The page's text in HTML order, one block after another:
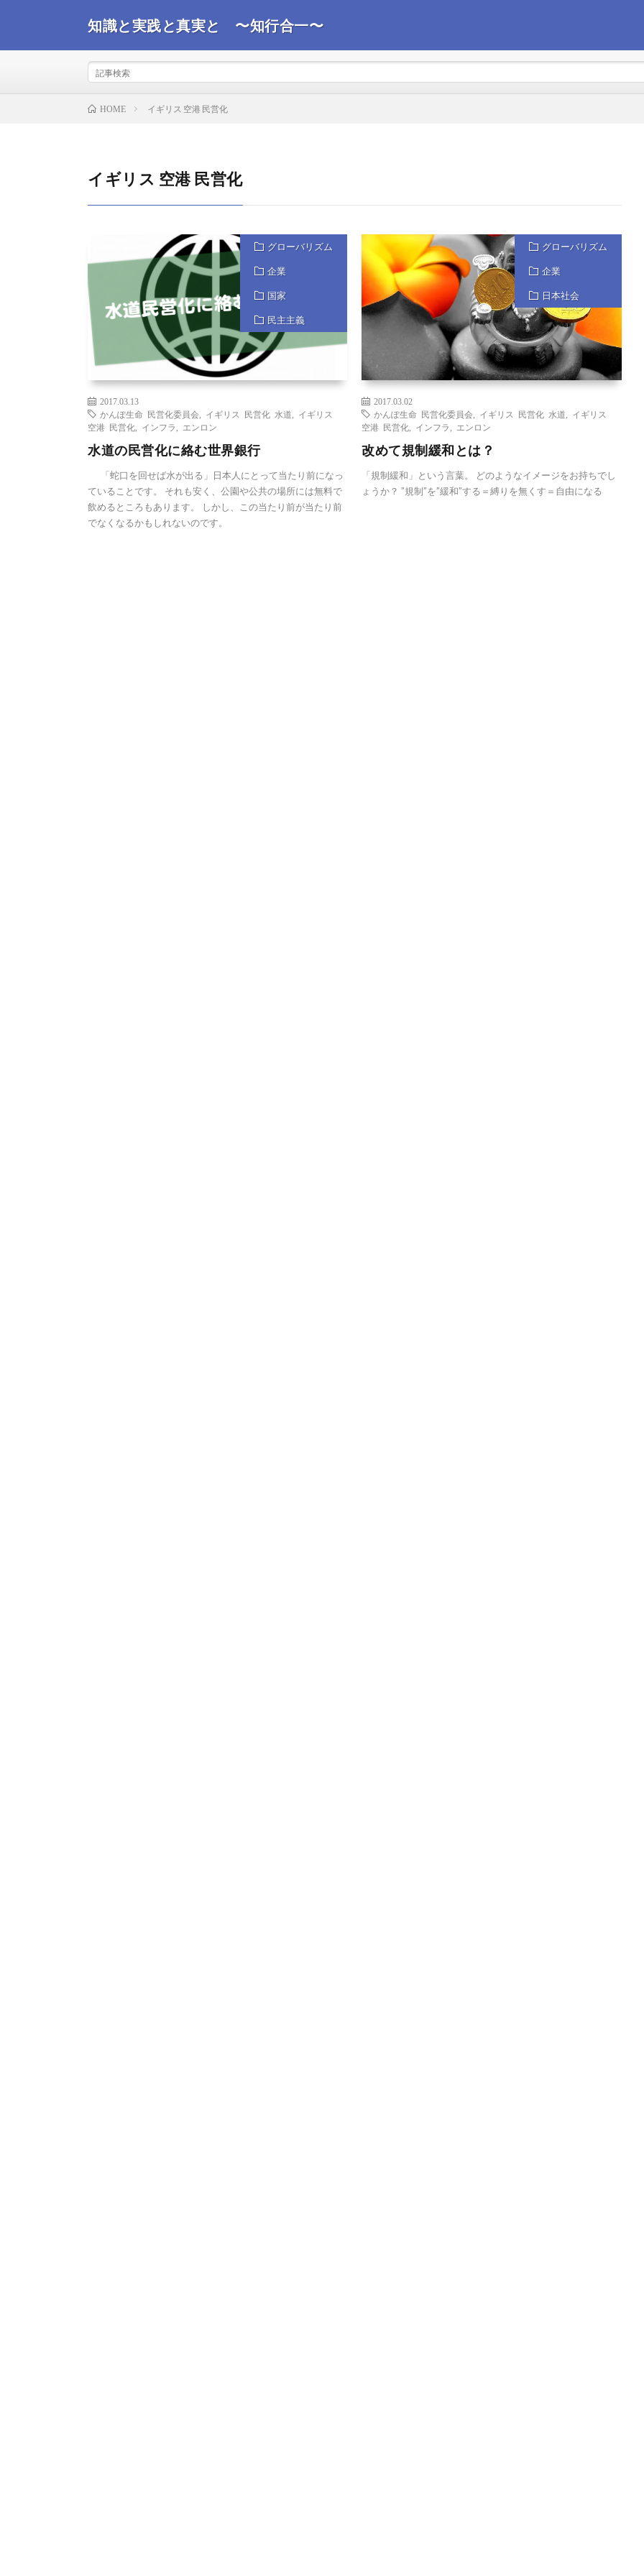
知識と実践と真実と 〜知行合一〜
ばと思います。
HOME イギリス 空港 民営化
イギリス 空港 民営化
グローバリズム
企業
国家
民主主義
2017.03.13
かんぽ生命 民営化委員会
イギリス 民営化 水道
イギリス
空港 民営化
インフラ エンロン
水道の民営化に絡む世界銀行
「蛇口を回せば水が出る」日本人にとって当たり前になっ
ていることです。 それも安く、公園や公共の場所には無料で
飲めるところもあります。 しかし、この当たり前が当たり前
でなくなるかもしれないのです。
グローバリズム
企業
日本社会
2017.03.02
かんぽ生命 民営化委員会
イギリス 民営化 水道
イギリス
空港 民営化
インフラ エンロン
改めて規制緩和とは？
「規制緩和」という言葉。 どのようなイメージをお持ちでし
ょうか？ ”規制”を”緩和”する＝縛りを無くす＝自由になる